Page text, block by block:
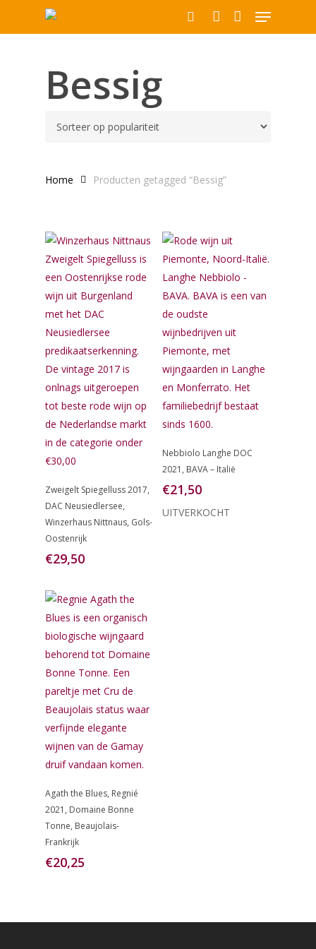
zoeken
searchaccount
Menu
Bessig
Home Producten getagged “Bessig”
Toevoegen
Aan
Winkelwagen
Zweigelt Spiegelluss 2017,
DAC Neusiedlersee,
Winzerhaus Nittnaus, Gols-
Oostenrijk
€29,50
Lees Verder
Nebbiolo Langhe DOC
2021, BAVA – Italië
€21,50
UITVERKOCHT
Toevoegen
Aan
Winkelwagen
Agath the Blues, Regnié
2021, Domaine Bonne
Tonne, Beaujolais-
Frankrijk
€20,25